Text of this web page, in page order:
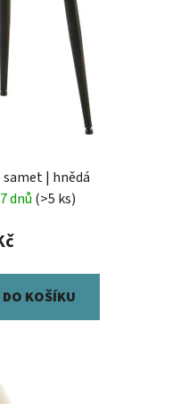
| hnědá
dnů (>5 ks)
DO KOŠÍKU